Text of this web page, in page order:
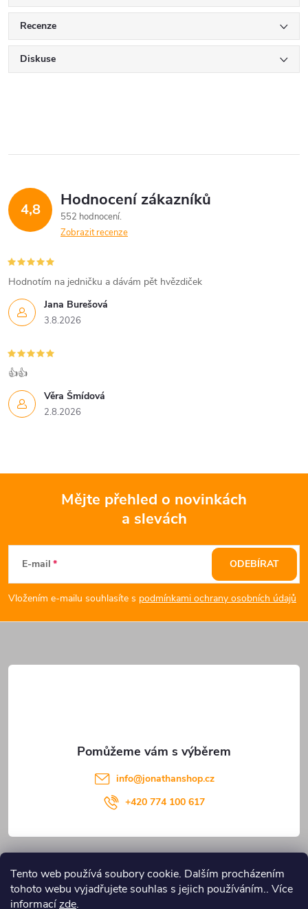
Tento web používá soubory cookie. Dalším procházením
tohoto webu vyjadřujete souhlas s jejich používáním.. Více
informacízde.
Recenze
Diskuse
4,8 Hodnocení zákazníků
552 hodnocení
Zobrazit recenze
Jana Burešová
3.8.2026
Hodnotím na jedničku a dávám pět hvězdiček
Věra Šmídová
2.8.2026
👍👍
p
a
t
Mějte přehled o novinkách
a slevách
E-mail
Vložením e-mailu souhlasíte s podmínkami ochrany osobních údajů
ODEBÍRAT
info@jonathanshop.cz
+420 774 100 617
Blog JONATHANshop.cz